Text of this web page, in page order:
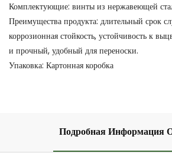
Комплектующие: винты из нержавеющей
Преимущества продукта: длительный срок
коррозионная стойкость, устойчивость к
и прочный, удобный для переноски.
Упаковка: Картонная коробка
Подробная Информация